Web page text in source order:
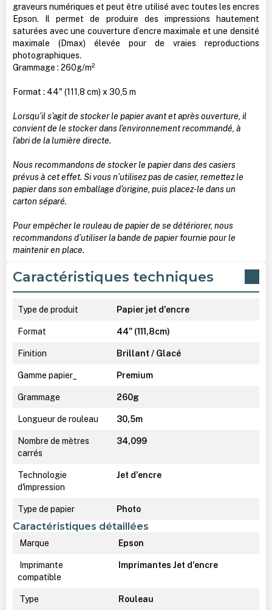
graveurs numériques et peut être utilisé avec toutes les encres
Epson. Il permet de produire des impressions hautement
saturées avec une couverture d’encre maximale et une densité
maximale (Dmax) élevée pour de vraies reproductions
photographiques.
Grammage : 260g/m²
Format : 44" (111,8 cm) x 30,5 m
Lorsqu’il s’agit de stocker le papier avant et après ouverture, il
convient de le stocker dans l’environnement recommandé, à
l’abri de la lumière directe.
Nous recommandons de stocker le papier dans des casiers
prévus à cet effet. Si vous n’utilisez pas de casier, remettez le
papier dans son emballage d’origine, puis placez-le dans un
carton séparé.
Pour empêcher le rouleau de papier de se détériorer, nous
recommandons d’utiliser la bande de papier fournie pour le
maintenir en place.
Caractéristiques techniques
Type de produit Papier jet d'encre
Format 44" (111,8cm)
Finition Brillant / Glacé
Gamme papier_ Premium
Grammage 260g
Longueur de rouleau 30,5m
Nombre de mètres
carrés
34,099
Technologie
d'impression
Jet d'encre
Type de papier Photo
Caractéristiques détaillées
Marque Epson
Imprimante
compatible
Imprimantes Jet d'encre
Type Rouleau